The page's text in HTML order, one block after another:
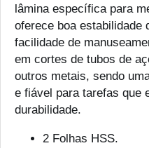
lâmina específica para
oferece boa estabilidade
facilidade de
em cortes de tubos de
outros metais, sendo
e fiável para tarefas que
durabilidade.
2 Folhas HSS.